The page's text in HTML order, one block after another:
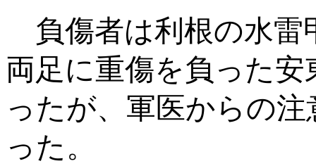
負傷者は利根の水雷
両足に重傷を負った
ったが、軍医からの
った。